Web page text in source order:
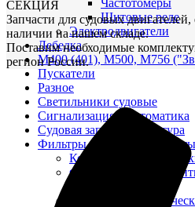
Частотомеры
Щитовые реле
Электродвигатели
Лебедка
М400 (401), М500, М756
Пускатели
Разное
Светильники судовые
Сигнализация и автоматика
Судовая запорная арматура
Фильтры и фильтроэлементы
Корпусы
Фильтрующие
Фильтры
СЕКЦИЯ
Запчасти для судовых
наличии на нашем складе.
Поставим необходимые
регион России.